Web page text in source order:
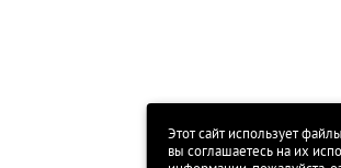
Этот сайт использует
вы соглашаетесь на их